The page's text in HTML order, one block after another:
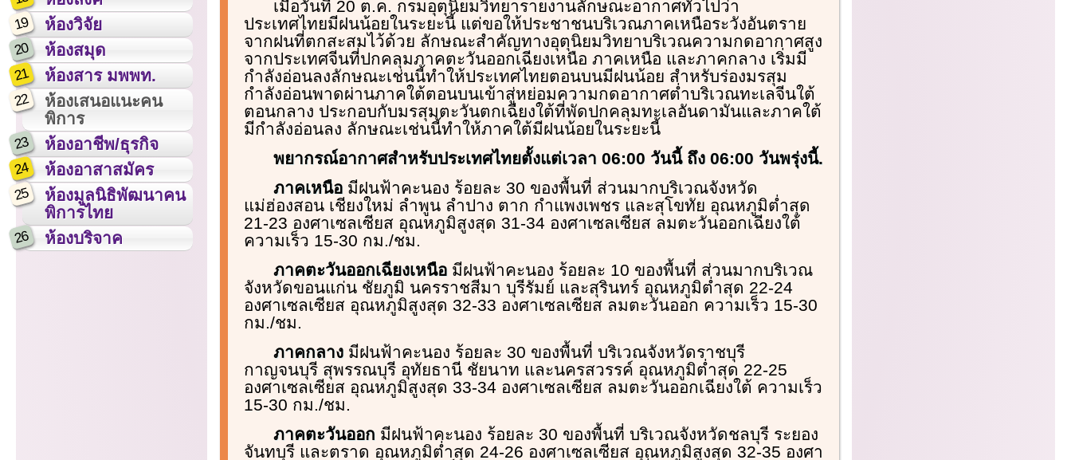
19 ห้องวิจัย
20 ห้องสมุด
21 ห้องสาร มพพท.
22
ห้องเสนอแนะคน
พิการ
23 ห้องอาชีพ/ธุรกิจ
24 ห้องอาสาสมัคร
25
ห้องมูลนิธิพัฒนาคน
พิการไทย
26 ห้องบริจาค
เมื่อวันที่ 20 ต.ค. กรมอุตุนิยมวิทยารายงานลักษณะอากาศทั่วไปว่า
ประเทศไทยมีฝนน้อยในระยะนี้ แต่ขอให้ประชาชนบริเวณภาคเหนือระวังอันตราย
จากฝนที่ตกสะสมไว้ด้วย ลักษณะสำคัญทางอุตุนิยมวิทยาบริเวณความกดอากาศสูง
จากประเทศจีนที่ปกคลุมภาคตะวันออกเฉียงเหนือ ภาคเหนือ และภาคกลาง เริ่มมี
กำลังอ่อนลงลักษณะเช่นนี้ทำให้ประเทศไทยตอนบนมีฝนน้อย สำหรับร่องมรสุม
กำลังอ่อนพาดผ่านภาคใต้ตอนบนเข้าสู่หย่อมความกดอากาศต่ำบริเวณทะเลจีนใต้
ตอนกลาง ประกอบกับมรสุมตะวันตกเฉียงใต้ที่พัดปกคลุมทะเลอันดามันและภาคใต้
มีกำลังอ่อนลง ลักษณะเช่นนี้ทำให้ภาคใต้มีฝนน้อยในระยะนี้
พยากรณ์อากาศสำหรับประเทศไทยตั้งแต่เวลา 06:00 วันนี้ ถึง 06:00 วันพรุ่งนี้.
ภาคเหนือ มีฝนฟ้าคะนอง ร้อยละ 30 ของพื้นที่ ส่วนมากบริเวณจังหวัด
แม่ฮ่องสอน เชียงใหม่ ลำพูน ลำปาง ตาก กำแพงเพชร และสุโขทัย อุณหภูมิต่ำสุด
21-23 องศาเซลเซียส อุณหภูมิสูงสุด 31-34 องศาเซลเซียส ลมตะวันออกเฉียงใต้
ความเร็ว 15-30 กม./ชม.
ภาคตะวันออกเฉียงเหนือ มีฝนฟ้าคะนอง ร้อยละ 10 ของพื้นที่ ส่วนมากบริเวณ
จังหวัดขอนแก่น ชัยภูมิ นครราชสีมา บุรีรัมย์ และสุรินทร์ อุณหภูมิต่ำสุด 22-24
องศาเซลเซียส อุณหภูมิสูงสุด 32-33 องศาเซลเซียส ลมตะวันออก ความเร็ว 15-30
กม./ชม.
ภาคกลาง มีฝนฟ้าคะนอง ร้อยละ 30 ของพื้นที่ บริเวณจังหวัดราชบุรี
กาญจนบุรี สุพรรณบุรี อุทัยธานี ชัยนาท และนครสวรรค์ อุณหภูมิต่ำสุด 22-25
องศาเซลเซียส อุณหภูมิสูงสุด 33-34 องศาเซลเซียส ลมตะวันออกเฉียงใต้ ความเร็ว
15-30 กม./ชม.
ภาคตะวันออก มีฝนฟ้าคะนอง ร้อยละ 30 ของพื้นที่ บริเวณจังหวัดชลบุรี ระยอง
จันทบุรี และตราด อุณหภูมิต่ำสุด 24-26 องศาเซลเซียส อุณหภูมิสูงสุด 32-35 องศา